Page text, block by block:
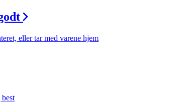
eller tar med varene hjem